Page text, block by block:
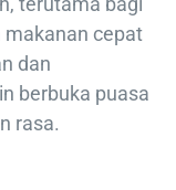
makanan cepat
dan
berbuka puasa
rasa.